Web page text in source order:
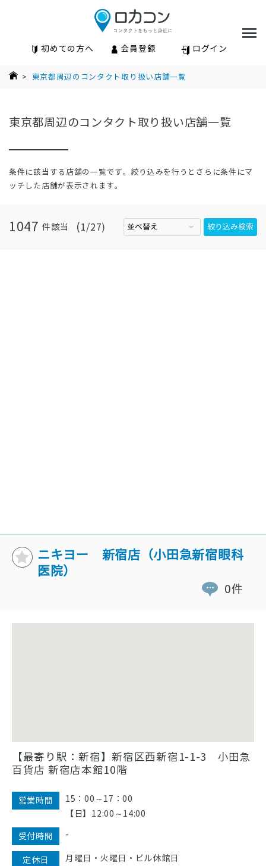
初めての方へ 会員登録 ログイン
> 東京都周辺のコンタクト取り扱い店舗一覧
東京都周辺のコンタクト取り扱い店舗一覧
条件に該当する店舗の一覧です。絞り込みを行うとさらに条件にマ
ッチした店舗が表示されます。
1047 件該当 27
1 絞り込み検索
ニキヨー 新宿店（小田急新宿眼科
医院）
0件
【最寄り駅：新宿】新宿区西新宿1-1-3 小田急
百貨店 新宿店本館10階
営業時間
15：00～17：00
【日】12:00～14:00
受付時間 -
定休日 月曜日・火曜日・ビル休館日